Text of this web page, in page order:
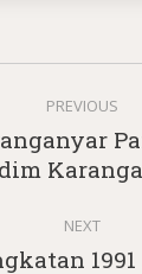
PREVIOUS
post:
NEXT